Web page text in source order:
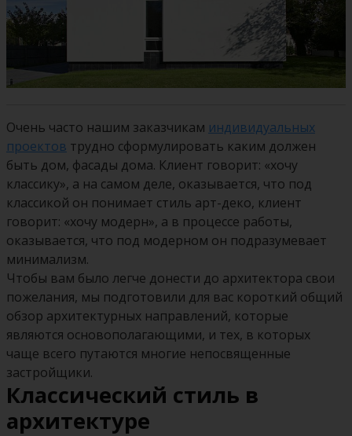
Очень часто нашим заказчикам индивидуальных
проектов трудно сформулировать каким должен
быть дом, фасады дома. Клиент говорит: «хочу
классику», а на самом деле, оказывается, что под
классикой он понимает стиль арт-деко, клиент
говорит: «хочу модерн», а в процессе работы,
оказывается, что под модерном он подразумевает
минимализм.
Чтобы вам было легче донести до архитектора свои
пожелания, мы подготовили для вас короткий общий
обзор архитектурных направлений, которые
являются основополагающими, и тех, в которых
чаще всего путаются многие непосвященные
застройщики.
Классический стиль в
архитектуре